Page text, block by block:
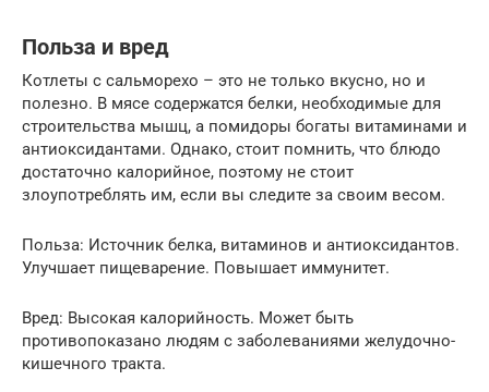
Польза и вред
Котлеты с сальморехо – это не только вкусно, но и
полезно. В мясе содержатся белки, необходимые для
строительства мышц, а помидоры богаты витаминами и
антиоксидантами. Однако, стоит помнить, что блюдо
достаточно калорийное, поэтому не стоит
злоупотреблять им, если вы следите за своим весом.
Польза: Источник белка, витаминов и антиоксидантов.
Улучшает пищеварение. Повышает иммунитет.
Вред: Высокая калорийность. Может быть
противопоказано людям с заболеваниями желудочно-
кишечного тракта.